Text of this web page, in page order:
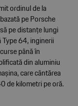
ordinul de la
pe Porsche
pe distanțe lungi
Type 64, inginerii
până în
din aluminiu
care cântărea
de kilometri pe oră.